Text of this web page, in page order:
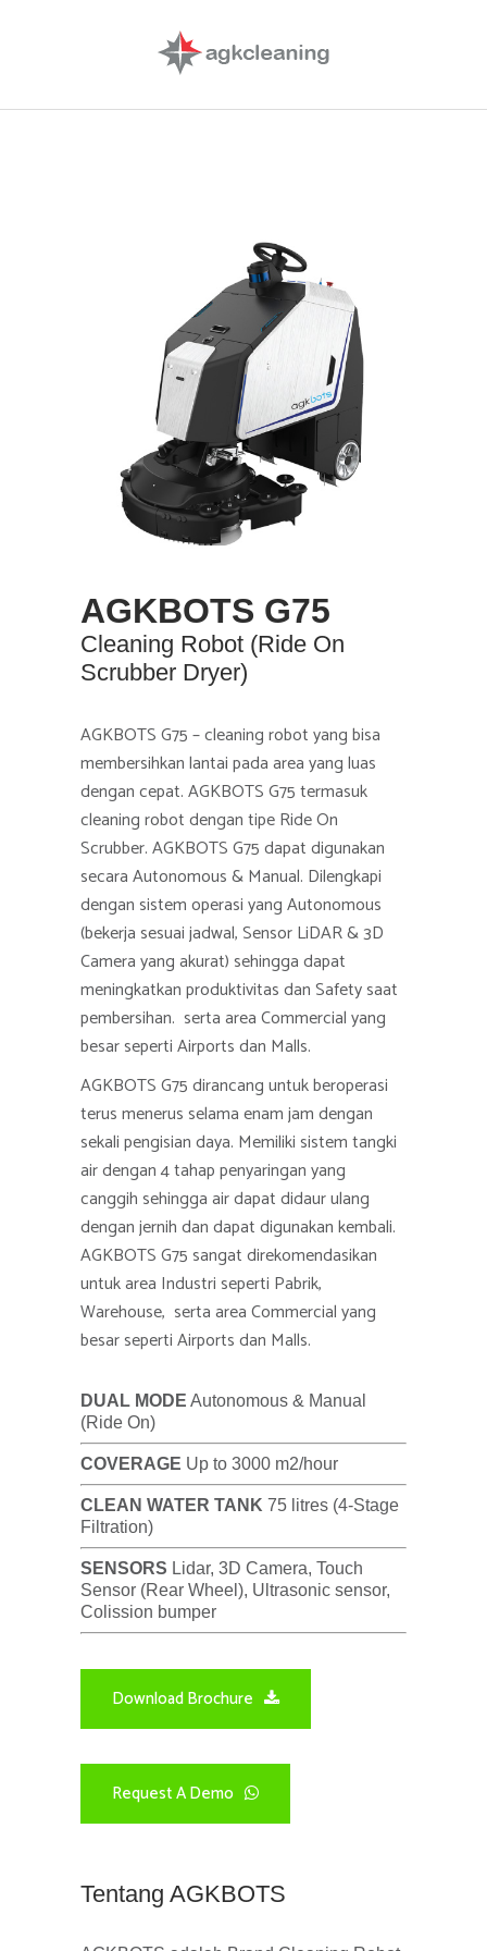
AGKBOTS G75
Cleaning Robot (Ride On
Scrubber Dryer)
AGKBOTS G75 – cleaning robot yang bisa
membersihkan lantai pada area yang luas
dengan cepat. AGKBOTS G75 termasuk
cleaning robot dengan tipe Ride On
Scrubber. AGKBOTS G75 dapat digunakan
secara Autonomous & Manual. Dilengkapi
dengan sistem operasi yang Autonomous
(bekerja sesuai jadwal, Sensor LiDAR & 3D
Camera yang akurat) sehingga dapat
meningkatkan produktivitas dan Safety saat
pembersihan. serta area Commercial yang
besar seperti Airports dan Malls.
AGKBOTS G75 dirancang untuk beroperasi
terus menerus selama enam jam dengan
sekali pengisian daya. Memiliki sistem tangki
air dengan 4 tahap penyaringan yang
canggih sehingga air dapat didaur ulang
dengan jernih dan dapat digunakan kembali.
AGKBOTS G75 sangat direkomendasikan
untuk area Industri seperti Pabrik,
Warehouse, serta area Commercial yang
besar seperti Airports dan Malls.
DUAL MODE Autonomous & Manual
(Ride On)
COVERAGE Up to 3000 m2/hour
CLEAN WATER TANK 75 litres (4-Stage
Filtration)
SENSORS Lidar, 3D Camera, Touch
Sensor (Rear Wheel), Ultrasonic sensor,
Colission bumper
Download Brochure
Request A Demo
Tentang AGKBOTS​